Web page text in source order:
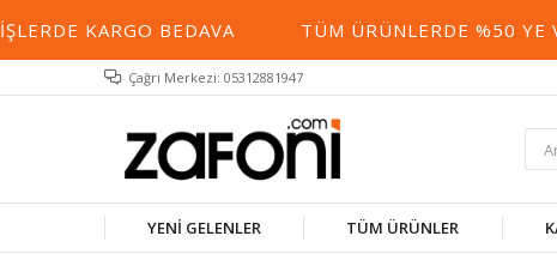
KARGO BEDAVA TÜM ÜRÜNLERDE %50 YE
Çağrı Merkezi: 05312881947
YENİ GELENLER TÜM ÜRÜNLER